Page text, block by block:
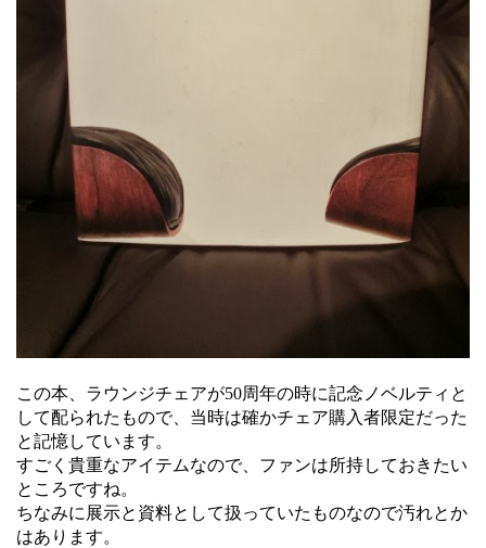
この本、ラウンジチェアが50周年の時に記念ノベルティと
して配られたもので、当時は確かチェア購入者限定だった
と記憶しています。
すごく貴重なアイテムなので、ファンは所持しておきたい
ところですね。
ちなみに展示と資料として扱っていたものなので汚れとか
はあります。